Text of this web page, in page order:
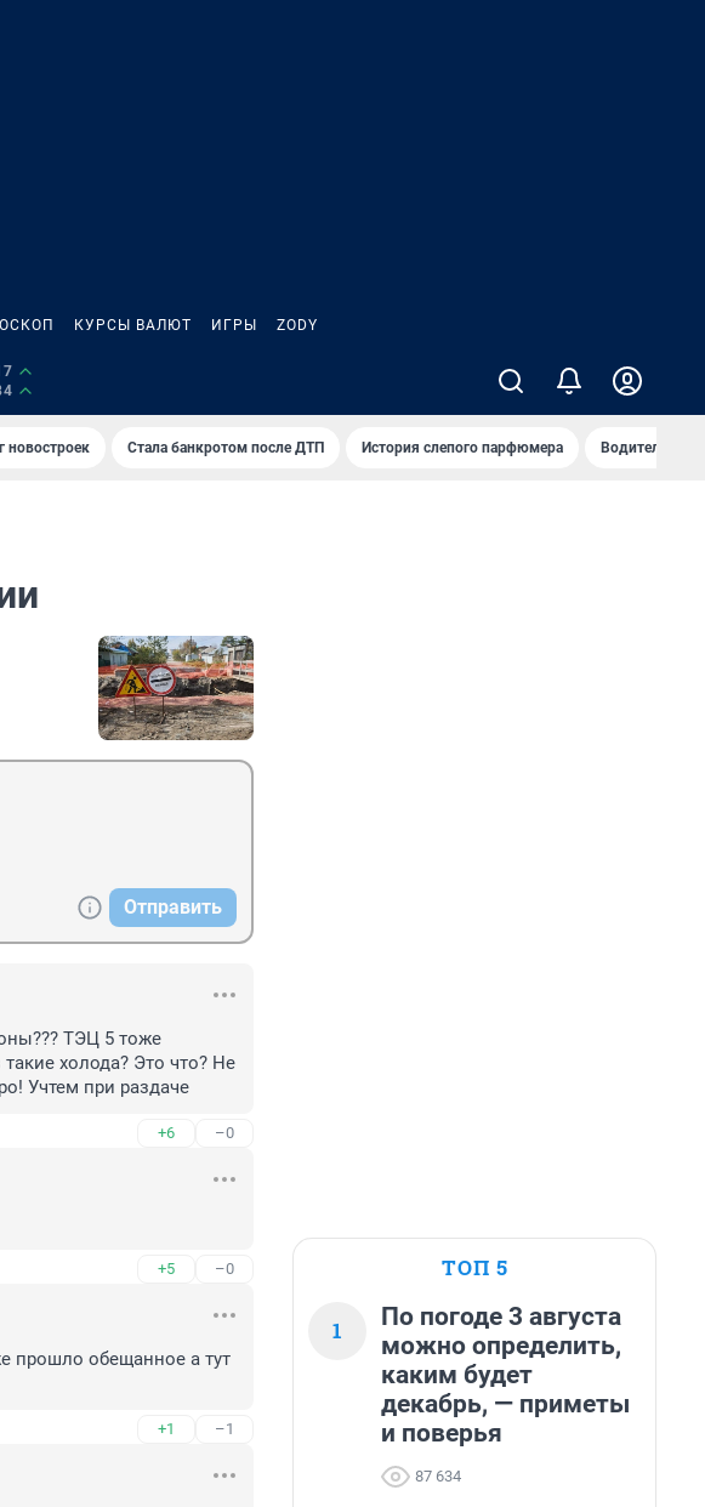
КУРСЫ ВАЛЮТ ИГРЫ ZODY
новостроек Стала банкротом после ДТП История слепого парфюмера Водители
Отправить
ТЭЦ 5 тоже
холода? Это что? Не
Учтем при раздаче
+6 –0
+5 –0
прошло обещанное а тут
+1 –1
ТОП 5
1
По погоде 3 августа
можно определить,
каким будет
декабрь, — приметы
и поверья
87 634